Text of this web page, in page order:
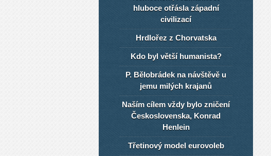
hluboce otřásla západní
civilizací
Hrdlořez z Chorvatska
Kdo byl větší humanista?
P. Bělobrádek na návštěvě u
jemu milých krajanů
Naším cílem vždy bylo zničení
Československa, Konrad
Henlein
Třetinový model eurovoleb